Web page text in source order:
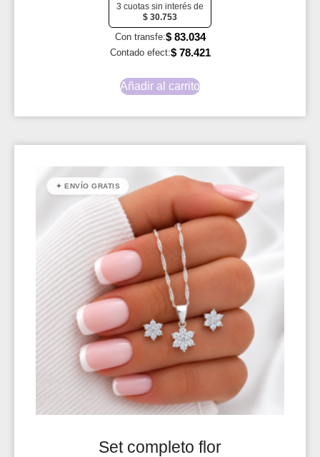
3 cuotas sin interés de
$ 30.753
Con transfe:$83.034
Contado efect:$78.421
Añadir al carrito
✦ ENVÍO GRATIS
Set completo flor